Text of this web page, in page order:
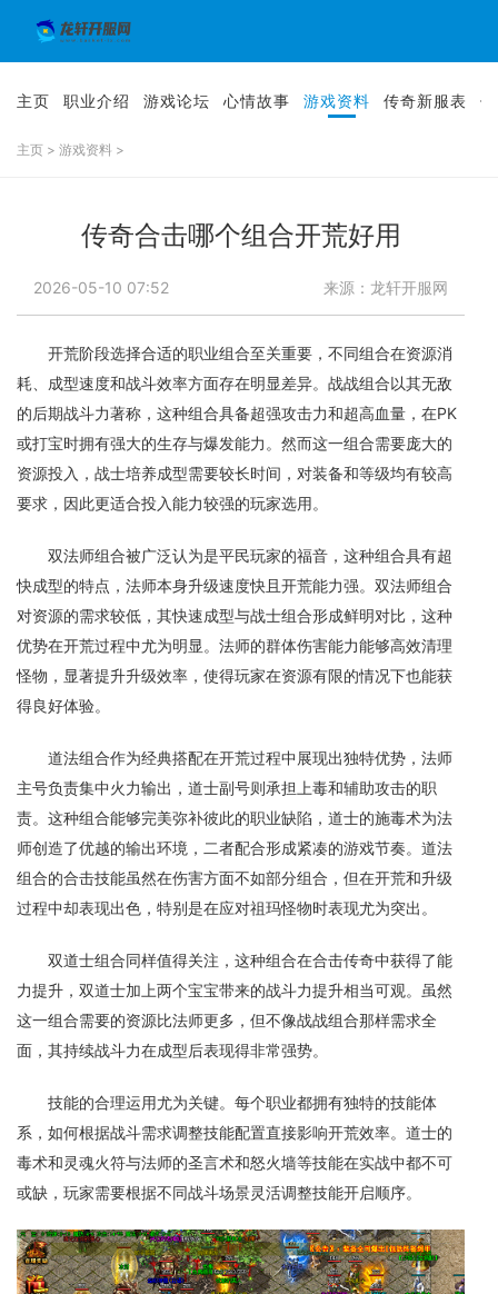
主页 职业介绍 游戏论坛 心情故事 游戏资料 传奇新服表
主页 > 游戏资料 >
传奇合击哪个组合开荒好用
2026-05-10 07:52 来源：龙轩开服网
开荒阶段选择合适的职业组合至关重要，不同组合在资源消
耗、成型速度和战斗效率方面存在明显差异。战战组合以其无敌
的后期战斗力著称，这种组合具备超强攻击力和超高血量，在PK
或打宝时拥有强大的生存与爆发能力。然而这一组合需要庞大的
资源投入，战士培养成型需要较长时间，对装备和等级均有较高
要求，因此更适合投入能力较强的玩家选用。
双法师组合被广泛认为是平民玩家的福音，这种组合具有超
快成型的特点，法师本身升级速度快且开荒能力强。双法师组合
对资源的需求较低，其快速成型与战士组合形成鲜明对比，这种
优势在开荒过程中尤为明显。法师的群体伤害能力能够高效清理
怪物，显著提升升级效率，使得玩家在资源有限的情况下也能获
得良好体验。
道法组合作为经典搭配在开荒过程中展现出独特优势，法师
主号负责集中火力输出，道士副号则承担上毒和辅助攻击的职
责。这种组合能够完美弥补彼此的职业缺陷，道士的施毒术为法
师创造了优越的输出环境，二者配合形成紧凑的游戏节奏。道法
组合的合击技能虽然在伤害方面不如部分组合，但在开荒和升级
过程中却表现出色，特别是在应对祖玛怪物时表现尤为突出。
双道士组合同样值得关注，这种组合在合击传奇中获得了能
力提升，双道士加上两个宝宝带来的战斗力提升相当可观。虽然
这一组合需要的资源比法师更多，但不像战战组合那样需求全
面，其持续战斗力在成型后表现得非常强势。
技能的合理运用尤为关键。每个职业都拥有独特的技能体
系，如何根据战斗需求调整技能配置直接影响开荒效率。道士的
毒术和灵魂火符与法师的圣言术和怒火墙等技能在实战中都不可
或缺，玩家需要根据不同战斗场景灵活调整技能开启顺序。